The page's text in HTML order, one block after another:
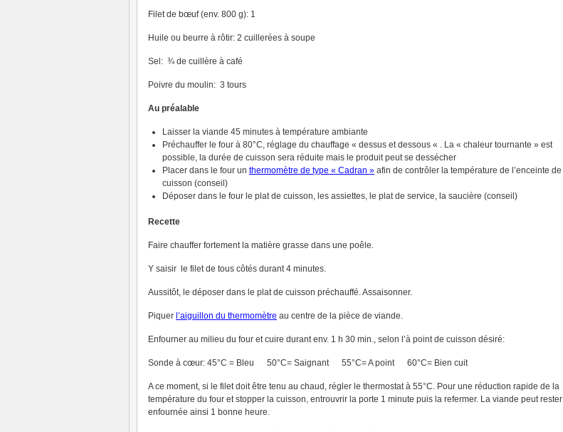
Filet de bœuf (env. 800 g): 1
Huile ou beurre à rôtir: 2 cuillerées à soupe
Sel: ¾ de cuillère à café
Poivre du moulin: 3 tours
Au préalable
Laisser la viande 45 minutes à température ambiante
Préchauffer le four à 80°C, réglage du chauffage « dessus et dessous « . La « chaleur tournante » est
possible, la durée de cuisson sera réduite mais le produit peut se dessécher
Placer dans le four un thermomètre de type « Cadran » afin de contrôler la température de l’enceinte de
cuisson (conseil)
Déposer dans le four le plat de cuisson, les assiettes, le plat de service, la saucière (conseil)
Recette
Faire chauffer fortement la matière grasse dans une poêle.
Y saisir le filet de tous côtés durant 4 minutes.
Aussitôt, le déposer dans le plat de cuisson préchauffé. Assaisonner.
Piquer l’aiguillon du thermomètre au centre de la pièce de viande.
Enfourner au milieu du four et cuire durant env. 1 h 30 min., selon l’à point de cuisson désiré:
Sonde à cœur: 45°C = Bleu 50°C= Saignant 55°C= A point 60°C= Bien cuit
A ce moment, si le filet doit être tenu au chaud, régler le thermostat à 55°C. Pour une réduction rapide de la
température du four et stopper la cuisson, entrouvrir la porte 1 minute puis la refermer. La viande peut rester
enfournée ainsi 1 bonne heure.